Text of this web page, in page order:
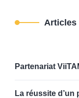
Articles
Partenariat
La réussite